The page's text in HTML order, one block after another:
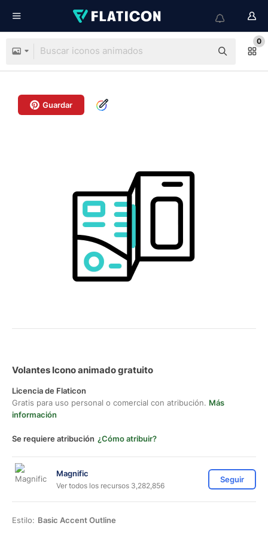
0
Guardar
Volantes Icono animado gratuito
Licencia de Flaticon
Gratis para uso personal o comercial con atribución. Más
información
Se requiere atribución ¿Cómo atribuir?
Magnific
Ver todos los recursos 3,282,856
Seguir
Estilo: Basic Accent Outline